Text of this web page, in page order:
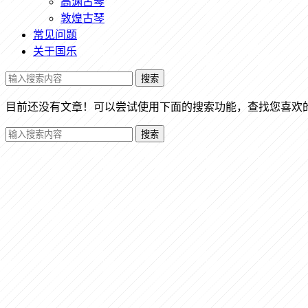
敦煌古琴
常见问题
关于国乐
搜索
目前还没有文章！可以尝试使用下面的搜索功能，查找您喜欢
搜索